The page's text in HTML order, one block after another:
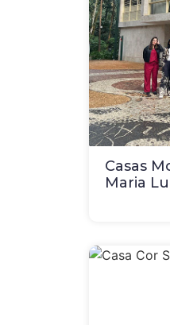
Casas
Maria